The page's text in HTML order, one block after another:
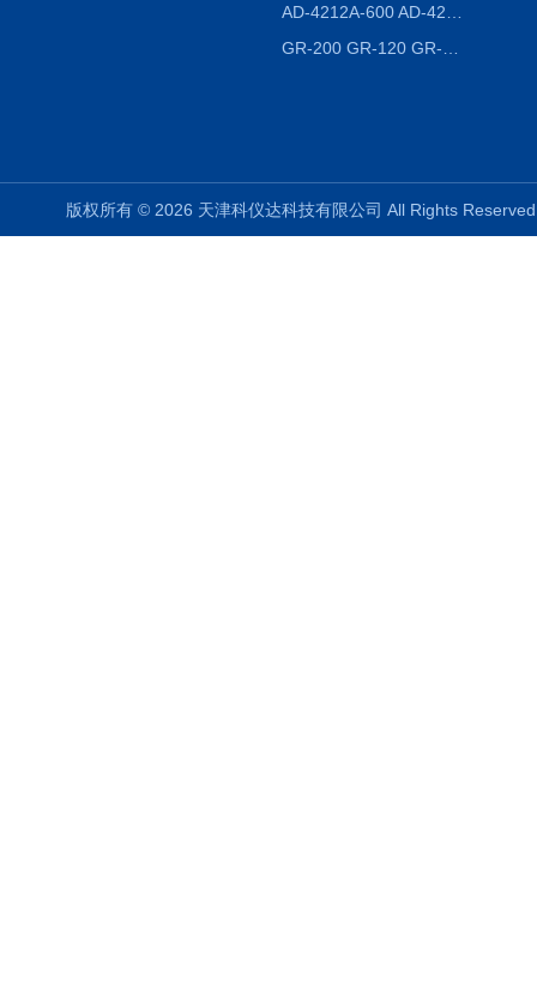
版权所有 © 2026 天津科仪达科技有限公司 All Rights